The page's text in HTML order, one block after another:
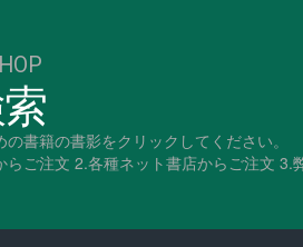
書籍の書影をクリックしてください。
らご注文 2.各種ネット書店からご注文